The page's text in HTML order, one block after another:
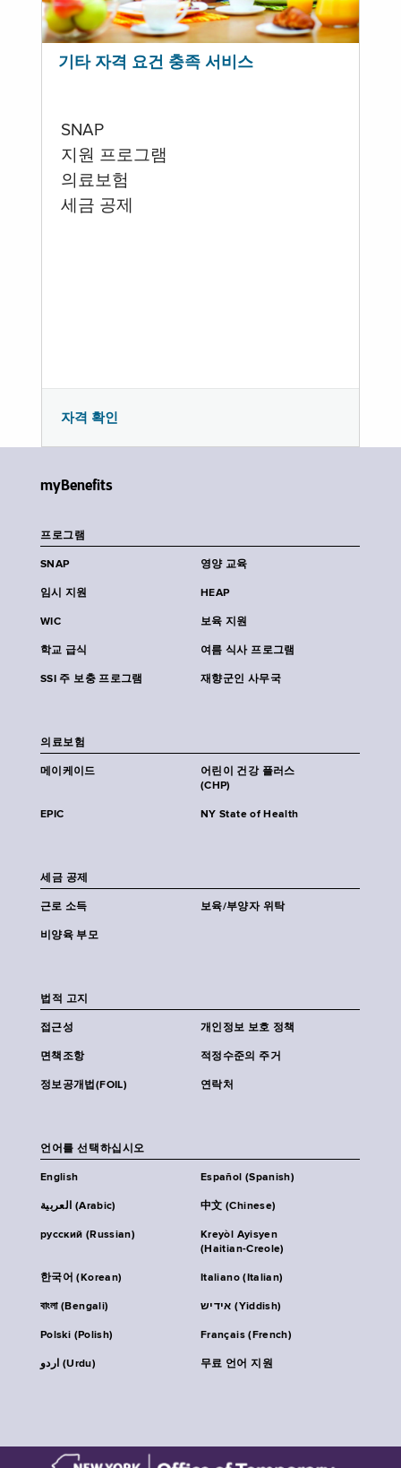
기타 자격 요건 충족 서비스
SNAP
지원 프로그램
의료보험
세금 공제
자격 확인
myBenefits
프로그램
SNAP 영양 교육
임시 지원 HEAP
WIC 보육 지원
학교 급식 여름 식사 프로그램
SSI 주 보충 프로그램 재향군인 사무국
의료보험
메이케이드
어린이 건강 플러스
(CHP)
EPIC NY State of Health
세금 공제
근로 소득 보육/부양자 위탁
비양육 부모
법적 고지
접근성 개인정보 보호 정책
면책조항 적정수준의 주거
정보공개법(FOIL) 연락처
언어를 선택하십시오
English Español (Spanish)
العربية (Arabic) 中文 (Chinese)
русский (Russian)
Kreyòl Ayisyen
(Haitian-Creole)
한국어 (Korean) Italiano (Italian)
বাংলা (Bengali) אידיש (Yiddish)
Polski (Polish) Français (French)
اردو (Urdu) 무료 언어 지원